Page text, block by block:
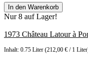
In den Warenkorb
Nur 8 auf Lager!
1973 Château Latour à
Inhalt: 0.75 Liter (212,00 € / 1